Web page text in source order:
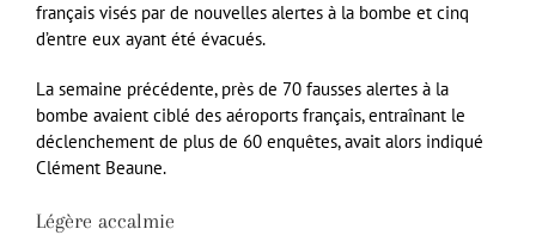
français visés par de nouvelles alertes à la bombe et cinq
d’entre eux ayant été évacués.
La semaine précédente, près de 70 fausses alertes à la
bombe avaient ciblé des aéroports français, entraînant le
déclenchement de plus de 60 enquêtes, avait alors indiqué
Clément Beaune.
Légère accalmie